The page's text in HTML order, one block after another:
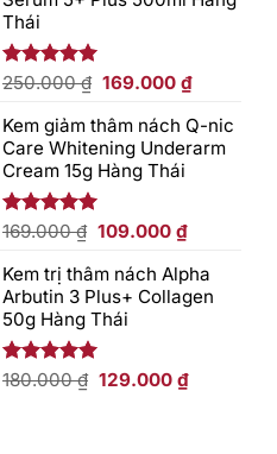
Thái
Được xếp
5 sao
250.000₫ Giá
là:
250.000 ₫.
169.000 ₫Giá
tại
là:
Kem giảm thâm nách Q-nic
Care Whitening Underarm
Cream 15g Hàng Thái
Được xếp
5.00
5 sao
169.000₫ Giá
là:
169.000 ₫.
109.000 ₫Giá
tại
là:
Kem trị thâm nách Alpha
Arbutin 3 Plus+ Collagen
50g Hàng Thái
Được xếp
5.00
180.000₫ Giá
129.000 ₫Giá